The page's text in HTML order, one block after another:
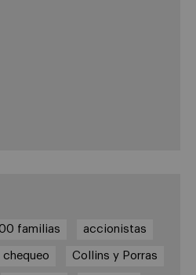
familias accionistas
chequeo Collins y Porras